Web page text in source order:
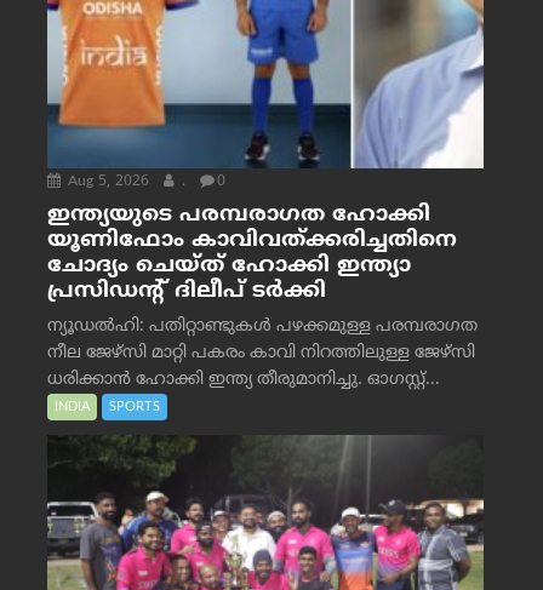
Aug 5, 2026 . 0
ഇന്ത്യയുടെ പരമ്പരാഗത ഹോക്കി
യൂണിഫോം കാവിവത്ക്കരിച്ചതിനെ
ചോദ്യം ചെയ്ത് ഹോക്കി ഇന്ത്യാ
പ്രസിഡന്റ് ദിലീപ് ടര്‍ക്കി
ന്യൂഡൽഹി: പതിറ്റാണ്ടുകൾ പഴക്കമുള്ള പരമ്പരാഗത
നീല ജേഴ്‌സി മാറ്റി പകരം കാവി നിറത്തിലുള്ള ജേഴ്‌സി
ധരിക്കാൻ ഹോക്കി ഇന്ത്യ തീരുമാനിച്ചു. ഓഗസ്റ്റ്...
INDIA SPORTS